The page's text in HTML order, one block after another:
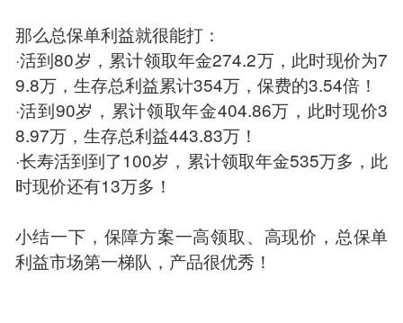
那么总保单利益就很能打：
·活到80岁，累计领取年金274.2万，此时现价为7
9.8万，生存总利益累计354万，保费的3.54倍！
·活到90岁，累计领取年金404.86万，此时现价3
8.97万，生存总利益443.83万！
·长寿活到到了100岁，累计领取年金535万多，此
时现价还有13万多！
小结一下，保障方案一高领取、高现价，总保单
利益市场第一梯队，产品很优秀！